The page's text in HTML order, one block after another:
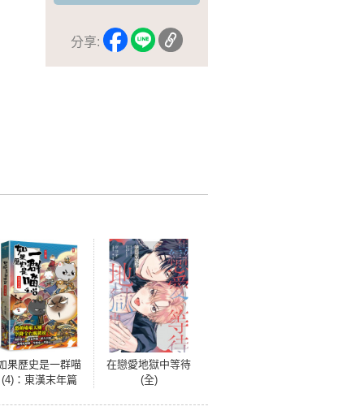
分享:
果歷史是一群喵
(4)：東漢末年篇
在戀愛地獄中等待
(全)